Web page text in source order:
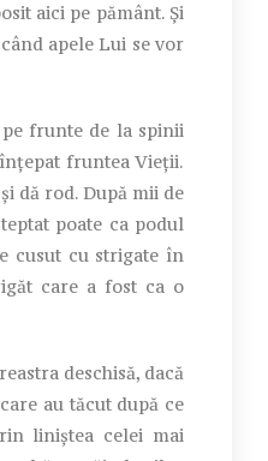
aici pe pământ. Și
apele Lui se vor
frunte de la spinii
fruntea Vieții.
dă rod. După mii de
poate ca podul
cusut cu strigate în
care a fost ca o
deschisă, dacă
au tăcut după ce
liniștea celei mai